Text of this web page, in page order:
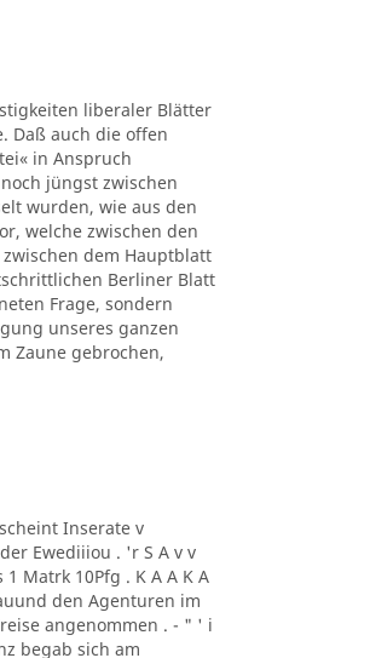
liberaler Blätter
Daß auch die offen
in Anspruch
jüngst zwischen
wurden, wie aus den
welche zwischen den
dem Hauptblatt
Berliner Blatt
Frage, sondern
unseres ganzen
Zaune gebrochen,
Inserate v
Ewediiiou . 'r S A v v
Matrk 10Pfg . K A A K A
den Agenturen im
angenommen . - " ' i
begab sich am